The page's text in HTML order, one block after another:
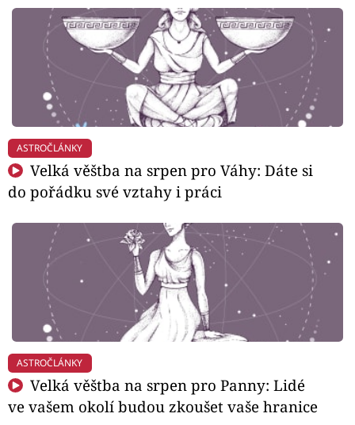
ASTROČLÁNKY
Velká věštba na srpen pro Váhy: Dáte si
do pořádku své vztahy i práci
ASTROČLÁNKY
Velká věštba na srpen pro Panny: Lidé
ve vašem okolí budou zkoušet vaše hranice